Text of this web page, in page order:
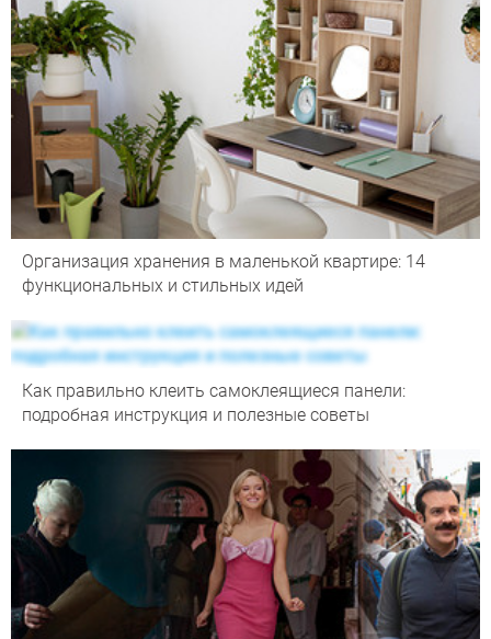
Организация хранения в маленькой квартире: 14
функциональных и стильных идей
Как правильно клеить самоклеящиеся панели:
подробная инструкция и полезные советы